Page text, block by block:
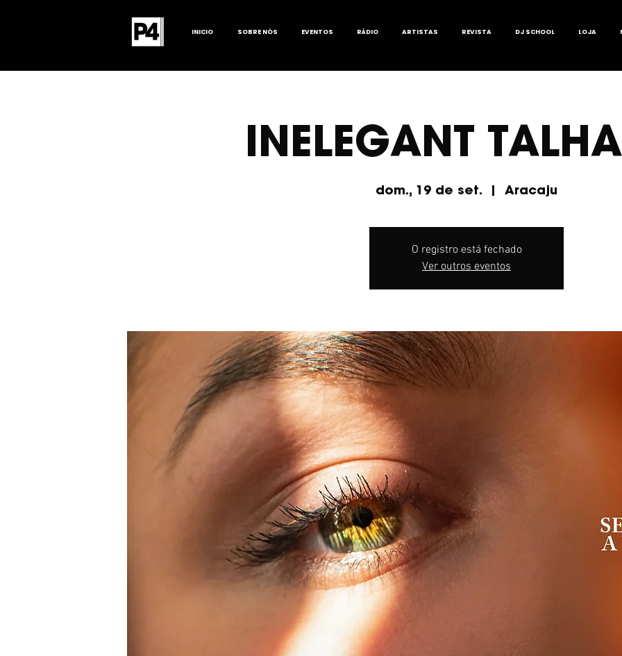
INICIO SOBRE NÓS EVENTOS RÁDIO ARTISTAS REVISTA DJ SCHOOL LOJA
INELEGANT
dom., 19 de set.
  |
Aracaju
O registro está fechado
Ver outros eventos